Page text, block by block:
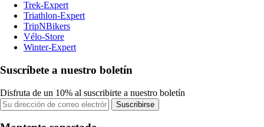
Trek-Expert
Triathlon-Expert
TripNBikers
Vélo-Store
Winter-Expert
Suscríbete a nuestro boletín
Disfruta de un 10% al suscribirte a nuestro boletín
Suscribirse